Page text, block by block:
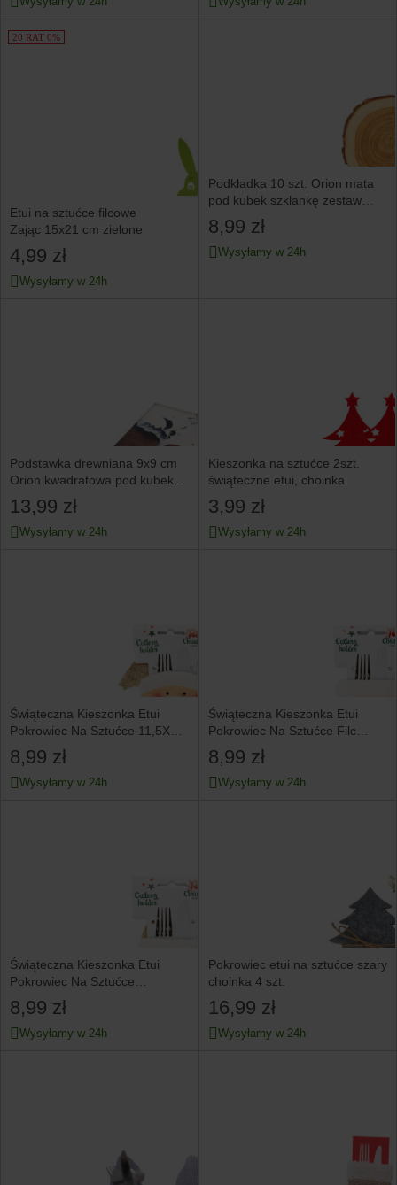
20 RAT 0%
Etui na sztućce filcowe
Zając 15x21 cm zielone
4,99 zł
Wysyłamy w 24h
Podkładka 10 szt. Orion mata
pod kubek szklankę zestaw
kuchenny
8,99 zł
Wysyłamy w 24h
Podstawka drewniana 9x9 cm
Orion kwadratowa pod kubek
szklankę filiżankę
13,99 zł
Wysyłamy w 24h
Kieszonka na sztućce 2szt.
świąteczne etui, choinka
3,99 zł
Wysyłamy w 24h
Świąteczna Kieszonka Etui
Pokrowiec Na Sztućce 11,5X15
Cm
8,99 zł
Wysyłamy w 24h
Świąteczna Kieszonka Etui
Pokrowiec Na Sztućce Filc
11X15 Cm
8,99 zł
Wysyłamy w 24h
Świąteczna Kieszonka Etui
Pokrowiec Na Sztućce
10X14,5 Cm
8,99 zł
Wysyłamy w 24h
Pokrowiec etui na sztućce szary
choinka 4 szt.
16,99 zł
Wysyłamy w 24h